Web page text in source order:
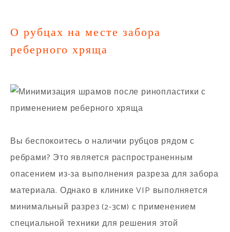
О рубцах на месте забора
реберного хряща
Вы беспокоитесь о наличии рубцов рядом с
ребрами? Это является распространенным
опасением из-за выполнения разреза для забора
материала. Однако в клинике VIP выполняется
минимальный разрез (2-3см) с применением
специальной техники для решения этой